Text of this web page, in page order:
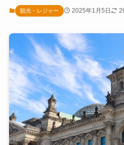
観光・レジャー 2025年1月5日